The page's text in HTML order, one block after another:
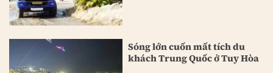
Sóng lớn cuốn mất tích du
khách Trung Quốc ở Tuy Hòa